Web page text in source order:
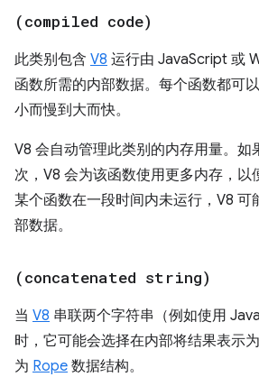
(compiled code)
此类别包含 V8 运行由 JavaScript 或
函数所需的内部数据。每个函数都可
小而慢到大而快。
V8 会自动管理此类别的内存用量。如
次，V8 会为该函数使用更多内存，以
某个函数在一段时间内未运行，V8 可
部数据。
(concatenated string)
当 V8 串联两个字符串（例如使用
时，它可能会选择在内部将结果表示
为 Rope 数据结构。